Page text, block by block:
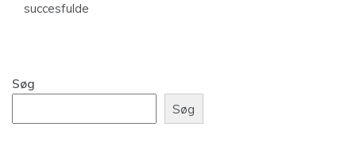
succesfulde
Søg
Søg